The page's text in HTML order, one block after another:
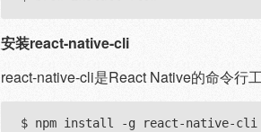
安装react-native-cli
react-native-cli是React Native的命令行